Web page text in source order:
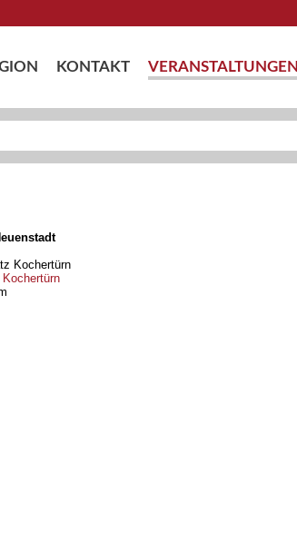
KONTAKT VERANSTALTUNGEN
Kochertürn